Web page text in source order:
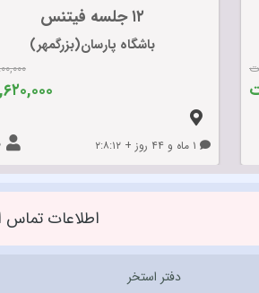
۱۲ جلسه فیتنس
باشگاه پارسان(بزرگمهر)
۱ ماه و ۴۴ روز + ۲:۸:۱۲
اطلاعات
دفتر استخر